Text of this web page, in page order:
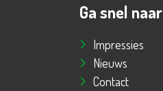
Ga snel naar
Impressies
Nieuws
Contact